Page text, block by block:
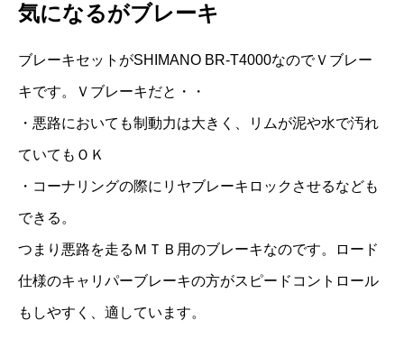
気になるがブレーキ
ブレーキセットがSHIMANO BR-T4000なのでＶブレー
キです。Ｖブレーキだと・・
・悪路においても制動力は大きく、リムが泥や水で汚れ
ていてもＯＫ
・コーナリングの際にリヤブレーキロックさせるなども
できる。
つまり悪路を走るＭＴＢ用のブレーキなのです。ロード
仕様のキャリパーブレーキの方がスピードコントロール
もしやすく、適しています。